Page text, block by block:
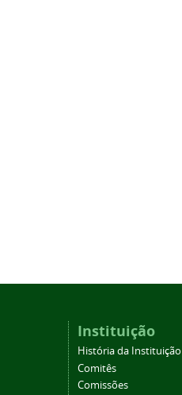
Instituição
História da Instituição
Comitês
Comissões